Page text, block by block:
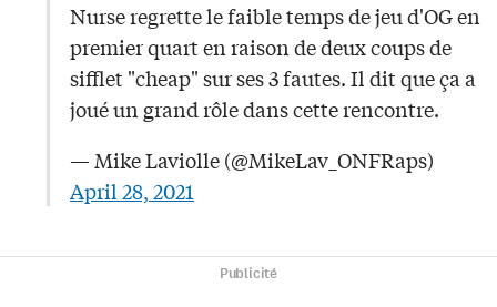
Nurse regrette le faible temps de jeu d'OG en
premier quart en raison de deux coups de
sifflet "cheap" sur ses 3 fautes. Il dit que ça a
joué un grand rôle dans cette rencontre.
— Mike Laviolle (@MikeLav_ONFRaps)
April 28, 2021
Publicité